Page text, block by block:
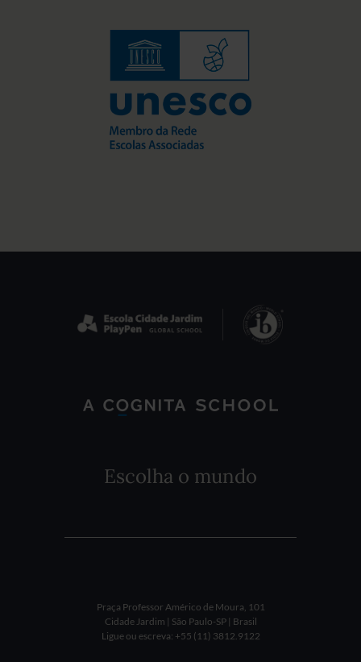
Escolha o mundo
Praça Professor Américo de Moura, 101
Cidade Jardim | São Paulo-SP | Brasil
Ligue ou escreva: +55 (11) 3812.9122